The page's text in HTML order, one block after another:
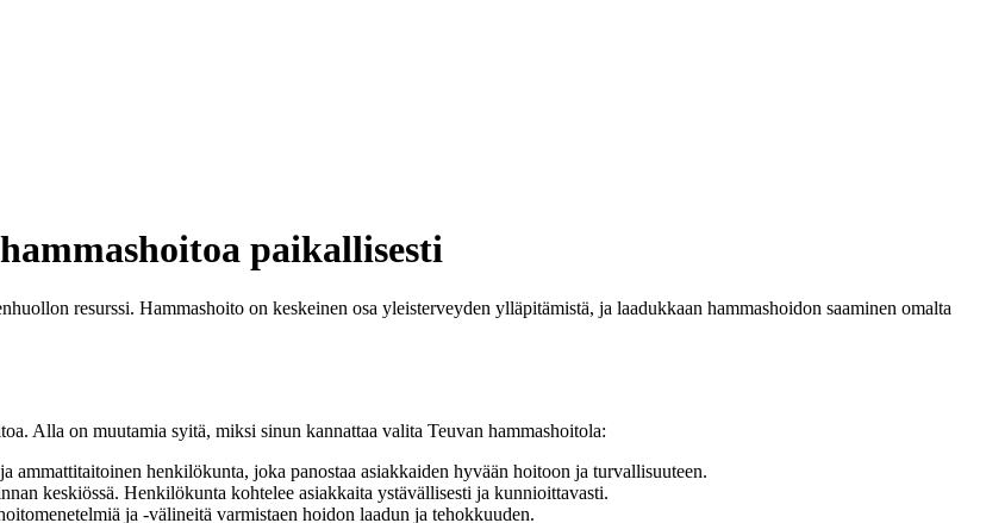
paikallisesti
resurssi. Hammashoito on keskeinen osa yleisterveyden ylläpitämistä, ja laadukkaan hammashoidon saaminen omalta
Alla on muutamia syitä, miksi sinun kannattaa valita Teuvan hammashoitola:
ammattitaitoinen henkilökunta, joka panostaa asiakkaiden hyvään hoitoon ja turvallisuuteen.
keskiössä. Henkilökunta kohtelee asiakkaita ystävällisesti ja kunnioittavasti.
ja -välineitä varmistaen hoidon laadun ja tehokkuuden.